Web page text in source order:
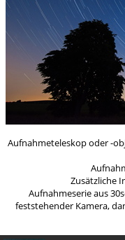
Aufnahmeteleskop oder -
Zusätzliche
Aufnahmeserie aus
feststehender Kamera,